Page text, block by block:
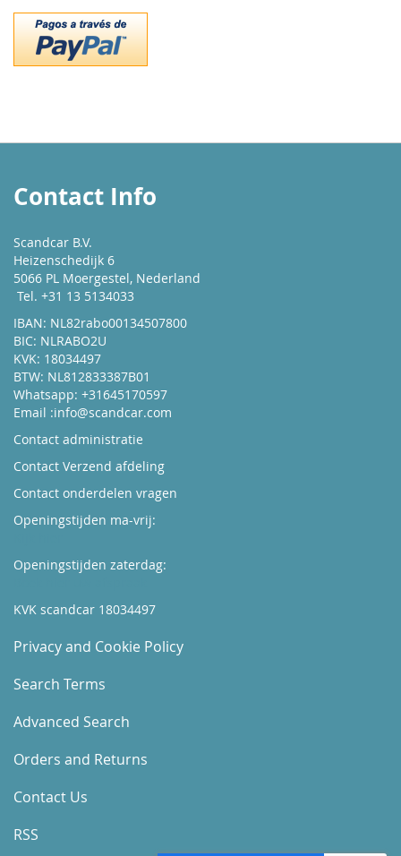
Contact Info
Scandcar B.V.
Heizenschedijk 6
5066 PL Moergestel, Nederland
Tel. +31 13 5134033
IBAN: NL82rabo00134507800
BIC: NLRABO2U
KVK: 18034497
BTW: NL812833387B01
Whatsapp: +31645170597
Email :info@scandcar.com
Contact administratie
Contact Verzend afdeling
Contact onderdelen vragen
Openingstijden ma-vrij:
Openingstijden zaterdag:
KVK scandcar 18034497
Privacy and Cookie Policy
Search Terms
Advanced Search
Orders and Returns
Contact Us
RSS